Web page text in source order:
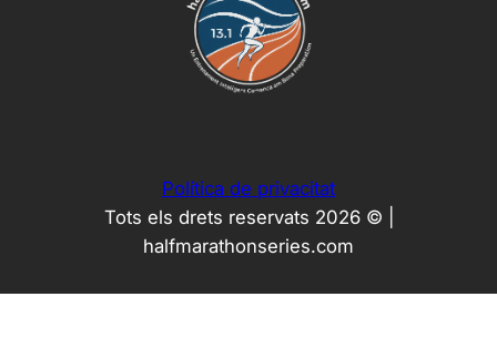
Política de privacitat
Tots els drets reservats 2026 © |
halfmarathonseries.com